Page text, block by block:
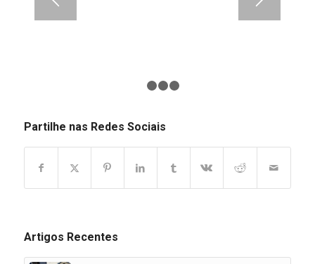
Partilhe nas Redes Sociais
Artigos Recentes